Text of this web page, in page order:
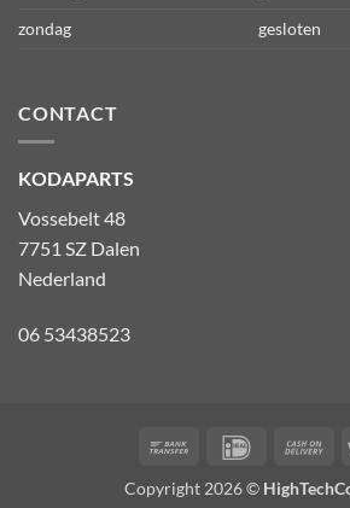
zondag
gesloten
CONTACT
KODAPARTS
Vossebelt 48
7751 SZ Dalen
Nederland
06 53438523
Bank
IDeal
Copyright 2026 ©